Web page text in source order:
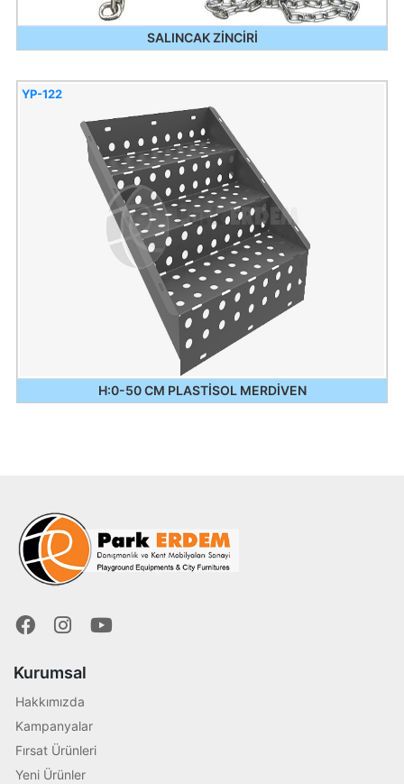
SALINCAK ZİNCİRİ
H:0-50 CM PLASTİSOL MERDİVEN
YP-122
Kurumsal
Hakkımızda
Kampanyalar
Fırsat Ürünleri
Yeni Ürünler